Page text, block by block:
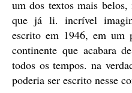
um dos textos mais
que já li. incrível
escrito em 1946, em um
continente que acabara
todos os tempos. na
poderia ser escrito nesse